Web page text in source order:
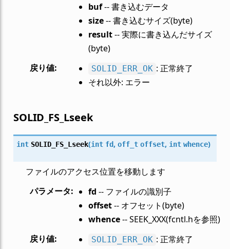
buf-- 書き込むデータ
size-- 書き込むサイズ(byte)
result-- 実際に書き込んだサイズ
(byte)
戻り値: SOLID_ERR_OK : 正常終了
それ以外: エラー
SOLID_FS_Lseek
int SOLID_FS_Lseek(int fd, off_t offset, int whence)
ファイルのアクセス位置を移動します
パラメータ: fd -- ファイルの識別子
offset-- オフセット(byte)
whence-- SEEK_XXX(fcntl.hを参照)
戻り値: SOLID_ERR_OK : 正常終了